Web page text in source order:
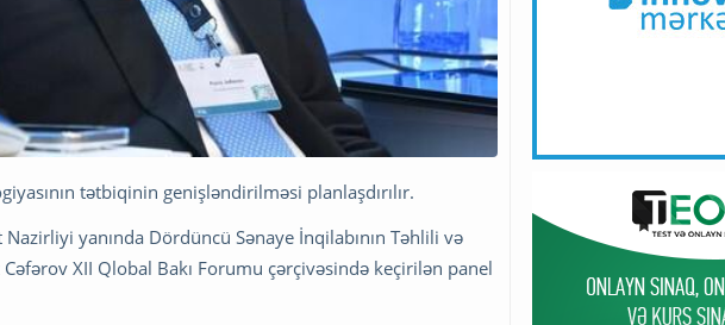
tətbiqinin genişləndirilməsi planlaşdırılır.
yanında Dördüncü Sənaye İnqilabının Təhlili və
XII Qlobal Bakı Forumu çərçivəsində keçirilən panel